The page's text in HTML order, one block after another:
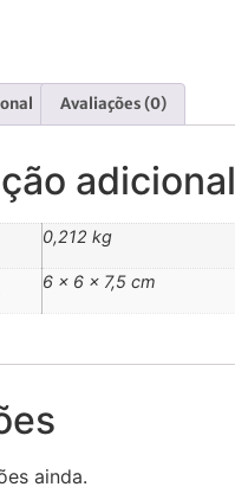
Avaliações (0)
adicional
0,212 kg
6 × 6 × 7,5 cm
ainda.